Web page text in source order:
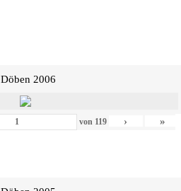
Döben 2006
von 119 › »